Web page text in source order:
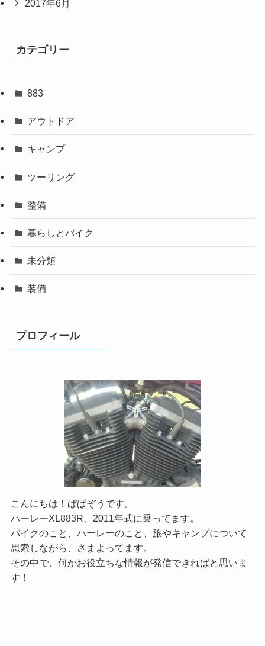
2017年6月
カテゴリー
883
アウトドア
キャンプ
ツーリング
整備
暮らしとバイク
未分類
装備
プロフィール
こんにちは！ぱぱぞうです。
ハーレーXL883R、2011年式に乗ってます。
バイクのこと、ハーレーのこと、旅やキャンプについて
思索しながら、さまよってます。
その中で、何かお役立ちな情報が発信できればと思いま
す！